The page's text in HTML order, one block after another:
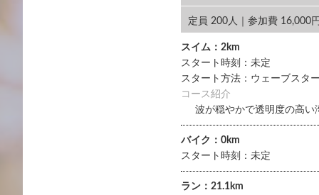
定員 200人｜参加費 16,000
スイム：2km
スタート時刻：未定
スタート方法：ウェーブスタ
コース紹介
波が穏やかで透明度の高い
バイク：0km
スタート時刻：未定
ラン：21.1km